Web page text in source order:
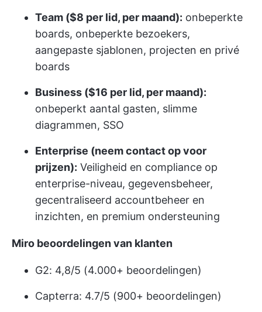
Team ($8 per lid, per maand): onbeperkte
boards, onbeperkte bezoekers,
aangepaste sjablonen, projecten en privé
boards
Business ($16 per lid, per maand):
onbeperkt aantal gasten, slimme
diagrammen, SSO
Enterprise (neem contact op voor
prijzen): Veiligheid en compliance op
enterprise-niveau, gegevensbeheer,
gecentraliseerd accountbeheer en
inzichten, en premium ondersteuning
Miro beoordelingen van klanten
G2: 4,8/5 (4.000+ beoordelingen)
Capterra: 4.7/5 (900+ beoordelingen)